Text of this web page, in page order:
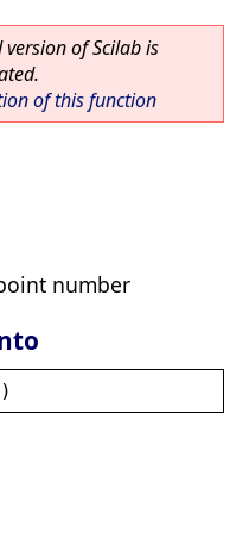
of Scilab is
of this function
number
)